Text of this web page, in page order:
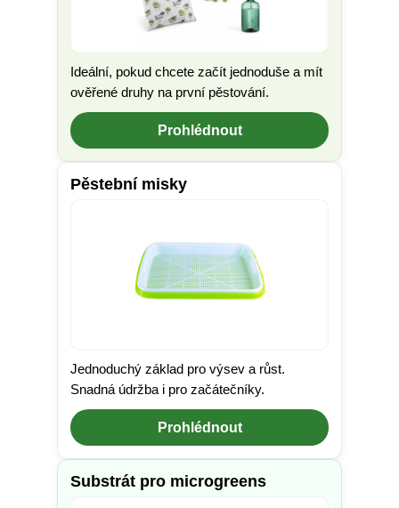
Ideální, pokud chcete začít jednoduše a mít
ověřené druhy na první pěstování.
Prohlédnout
Pěstební misky
Jednoduchý základ pro výsev a růst.
Snadná údržba i pro začátečníky.
Prohlédnout
Substrát pro microgreens